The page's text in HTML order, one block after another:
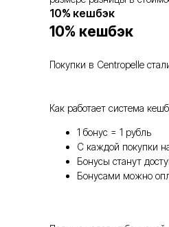
10% кешбэк
10% кешбэк
Покупки в Centropelle
Как работает система
1 бонус = 1 рубль
С каждой покупки
Бонусы станут
Бонусами можно